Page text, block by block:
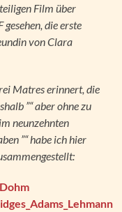
Film über
die erste
von Clara
Matres erinnert, die
”“ aber ohne zu
neunzehnten
”“ habe ich hier